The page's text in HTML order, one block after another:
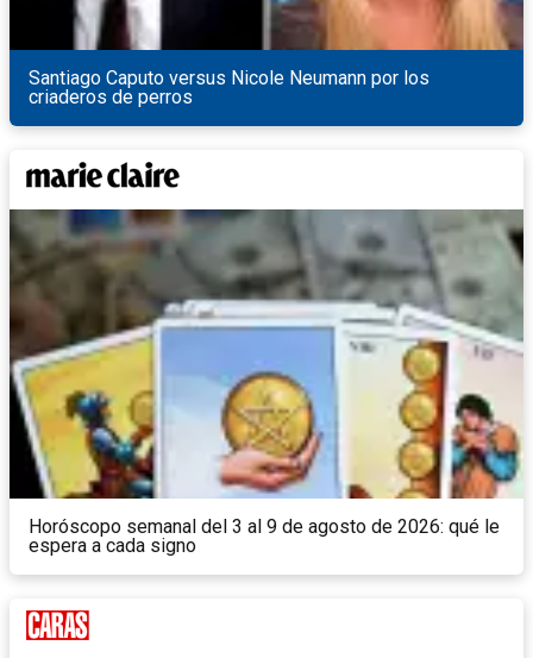
Santiago Caputo versus Nicole Neumann por los
criaderos de perros
Horóscopo semanal del 3 al 9 de agosto de 2026: qué le
espera a cada signo